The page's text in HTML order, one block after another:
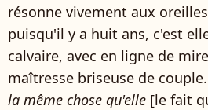
résonne vivement aux
puisqu'il y a huit ans, c'est
calvaire, avec en ligne de
maîtresse briseuse de
la même chose qu'elle [le fait